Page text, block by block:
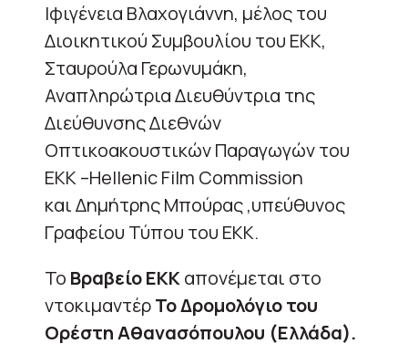
Ιφιγένεια Βλαχογιάννη, μέλος του
Διοικητικού Συμβουλίου του ΕΚΚ,
Σταυρούλα Γερωνυμάκη,
Αναπληρώτρια Διευθύντρια της
Διεύθυνσης Διεθνών
Οπτικοακουστικών Παραγωγών του
ΕΚΚ –Hellenic Film Commission
και Δημήτρης Μπούρας ,υπεύθυνος
Γραφείου Τύπου του ΕΚΚ.
Το Βραβείο ΕΚΚαπονέμεται στο
ντοκιμαντέρΤο Δρομολόγιο του
Ορέστη Αθανασόπουλου (Ελλάδα).